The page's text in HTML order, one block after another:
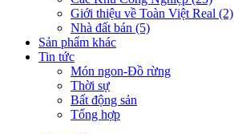
Giới thiệu về Toàn Việt Real (2)
Nhà đất bán (5)
Sản phẩm khác
Tin tức
Món ngon-Đồ rừng
Thời sự
Bất động sản
Tổng hợp